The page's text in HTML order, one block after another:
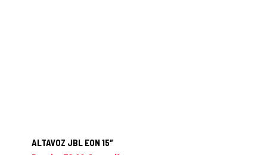
ALTAVOZ JBL EON 15″